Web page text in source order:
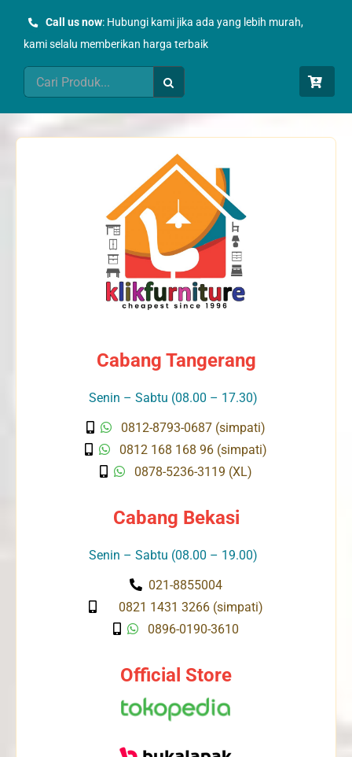
Call us now: Hubungi kami jika ada yang lebih murah,
kami selalu memberikan harga terbaik
Search
for:
Cabang Tangerang
Senin – Sabtu (08.00 – 17.30)
0812-8793-0687 (simpati)
0812 168 168 96 (simpati)
0878-5236-3119 (XL)
Cabang Bekasi
Senin – Sabtu (08.00 – 19.00)
021-8855004
0821 1431 3266 (simpati)
0896-0190-3610
Official Store